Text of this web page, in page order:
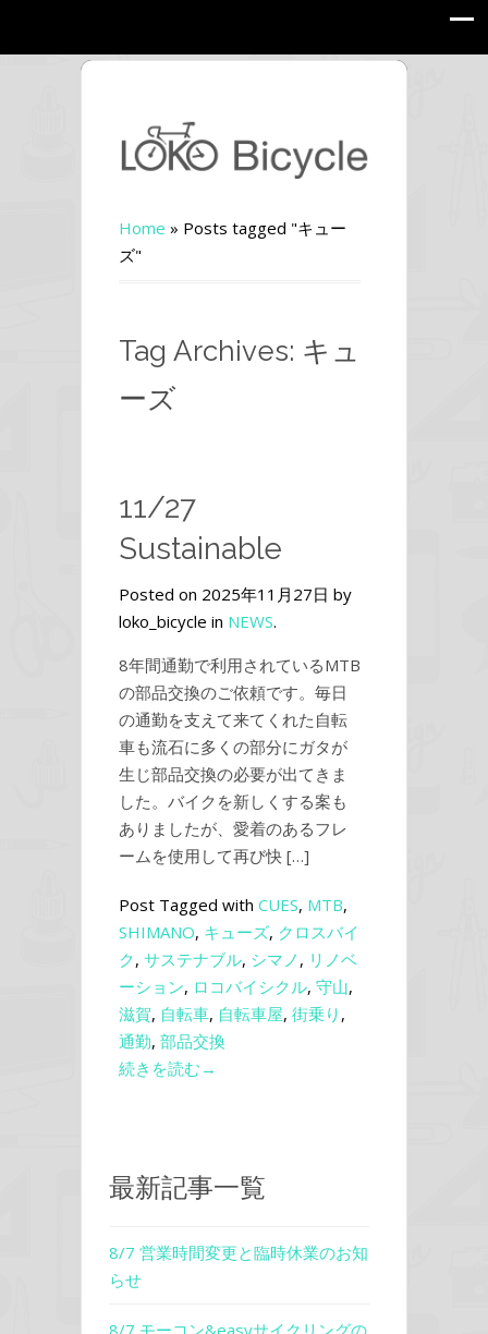
Home » Posts tagged "キュー
ズ"
Tag Archives: キュ
ーズ
11/27
Sustainable
Posted on 2025年11月27日 by
loko_bicycle in NEWS.
8年間通勤で利用されているMTB
の部品交換のご依頼です。毎日
の通勤を支えて来てくれた自転
車も流石に多くの部分にガタが
生じ部品交換の必要が出てきま
した。バイクを新しくする案も
ありましたが、愛着のあるフレ
ームを使用して再び快 […]
Post Tagged with CUES, MTB,
SHIMANO, キューズ, クロスバイ
ク, サステナブル, シマノ , リノベ
ーション, ロコバイシクル, 守山,
滋賀, 自転車, 自転車屋, 街乗り ,
通勤, 部品交換
続きを読む→
最新記事一覧
8/7 営業時間変更と臨時休業のお知
らせ